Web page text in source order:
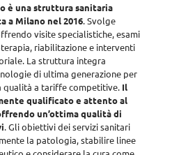
è una struttura sanitaria
a Milano nel 2016. Svolge
visite specialistiche, esami
riabilitazione e interventi
. La struttura integra
di ultima generazione per
qualità a tariffe competitive. Il
qualificato e attento al
un’ottima qualità di
. Gli obiettivi dei servizi sanitari
la patologia, stabilire linee